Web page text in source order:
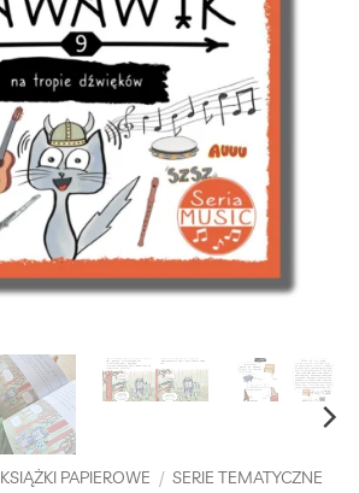
KSIĄŻKI PAPIEROWE / SERIE TEMATYCZNE